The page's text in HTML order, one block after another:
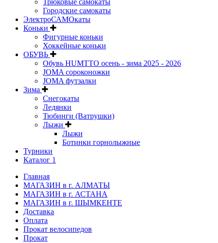
Трюковые самокаты
Городские самокаты
ЭлектроСАМОкаты
Коньки
Фигурные коньки
Хоккейные коньки
ОБУВЬ
Обувь HUMTTO осень - зима 2025 - 2026
JOMA сороконожки
JOMA футзалки
Зима
Снегокаты
Ледянки
Тюбинги (Ватрушки)
Лыжи
Лыжи
Ботинки горнолыжные
Турники
Каталог 1
Главная
МАГАЗИН в г. АЛМАТЫ
МАГАЗИН в г. АСТАНА
МАГАЗИН в г. ШЫМКЕНТЕ
Доставка
Оплата
Прокат велосипедов
Прокат